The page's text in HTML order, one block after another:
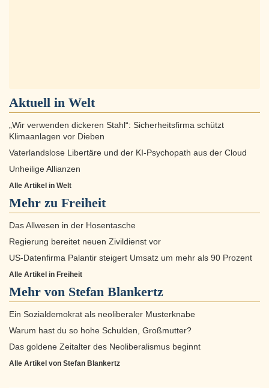
Aktuell in Welt
„Wir verwenden dickeren Stahl“: Sicherheitsfirma schützt
Klimaanlagen vor Dieben
Vaterlandslose Libertäre und der KI-Psychopath aus der Cloud
Unheilige Allianzen
Alle Artikel in Welt
Mehr zu Freiheit
Das Allwesen in der Hosentasche
Regierung bereitet neuen Zivildienst vor
US-Datenfirma Palantir steigert Umsatz um mehr als 90 Prozent
Alle Artikel in Freiheit
Mehr von Stefan Blankertz
Ein Sozialdemokrat als neoliberaler Musterknabe
Warum hast du so hohe Schulden, Großmutter?
Das goldene Zeitalter des Neoliberalismus beginnt
Alle Artikel von Stefan Blankertz